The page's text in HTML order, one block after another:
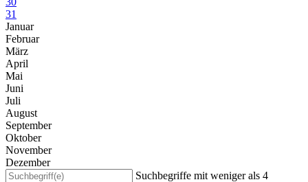
31
Januar
Februar
März
April
Mai
Juni
Juli
August
September
Oktober
November
Dezember
Suchbegriffe mit weniger als 4